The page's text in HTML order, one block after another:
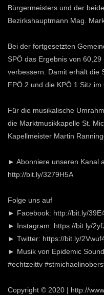
Bürgermeisters und der
Bezirkshauptmann Mag.
Bei der fortgesetzten
SPÖ das Ergebnis von
verbessern. Damit erhält die
FPÖ 2 und die KPÖ 1 Sitz im
Für die musikalische
die Marktmusikkapelle St.
Kapellmeister Martin
► Abonniere unseren Kanal
http://bit.ly/3279H5A
Folge uns auf
► Facebook: http://bit.ly/
► Instagram: https://bit.ly/
► Twitter: https://bit.ly/
► Musik von Epidemic
#echtzeittv
Copyright © 2020 | http://